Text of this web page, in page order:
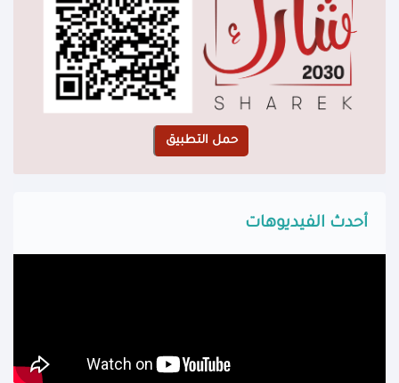
أحدث الفيديوهات